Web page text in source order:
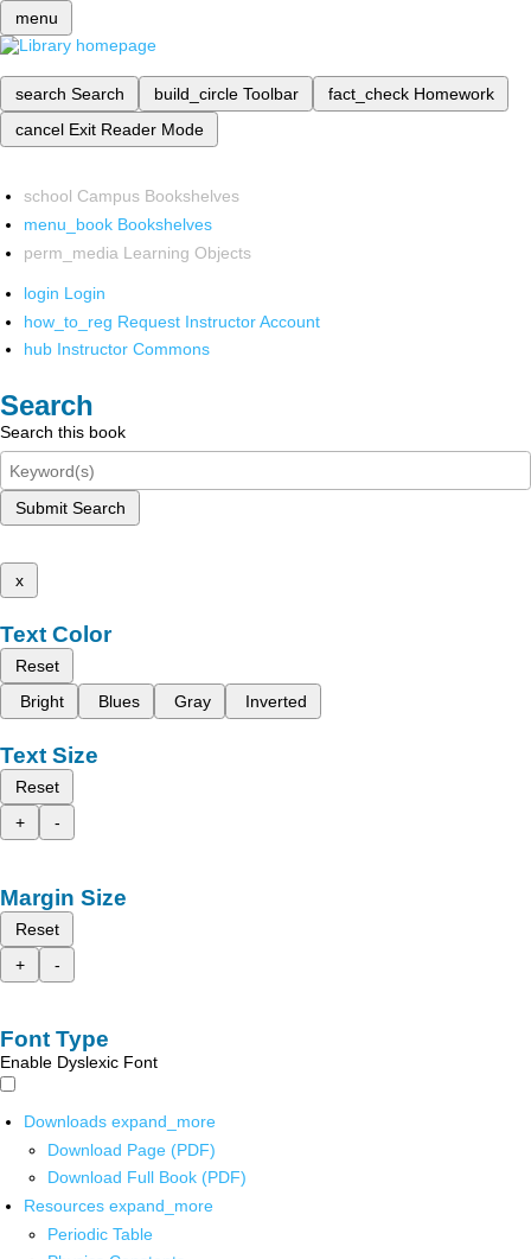
menu
search Search build_circle Toolbar fact_check Homework
cancel Exit Reader Mode
school Campus Bookshelves
menu_book Bookshelves
perm_media Learning Objects
login Login
how_to_reg Request Instructor Account
hub Instructor Commons
Search
Search this book
Submit Search
x
Text Color
Reset
Bright
Blues Gray Inverted
Text Size
Reset
+
-
Margin Size
Reset
+
-
Font Type
Enable Dyslexic Font
Downloads expand_more
Download Page (PDF)
Download Full Book (PDF)
Resources expand_more
Periodic Table